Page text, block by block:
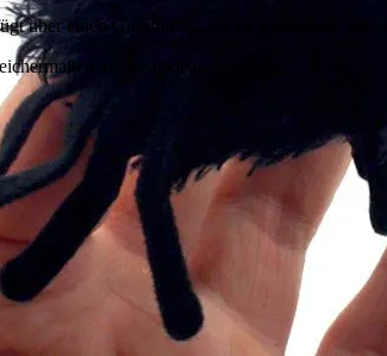
über einen Gummizug, um zu verhindern,
gut bespielbar.